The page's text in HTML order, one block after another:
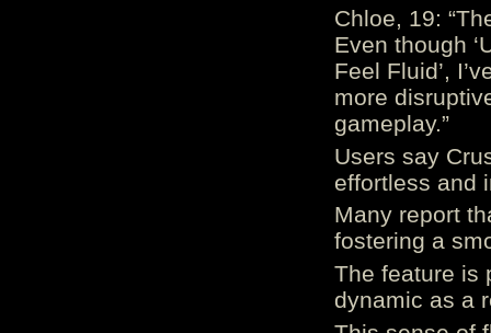
Chloe, 19:
Even though
Feel Fluid’,
more
gameplay.”
Users say
effortless and
Many report
fostering a
The feature is
dynamic as a